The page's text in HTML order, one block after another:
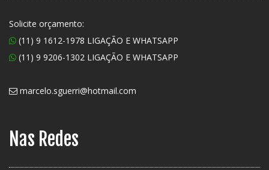
Solicite orçamento:
(11) 9 1612-1978 LIGAÇÃO E WHATSAPP
(11) 9 9206-1302 LIGAÇÃO E WHATSAPP
marcelo.sguerri@hotmail.com
Nas Redes